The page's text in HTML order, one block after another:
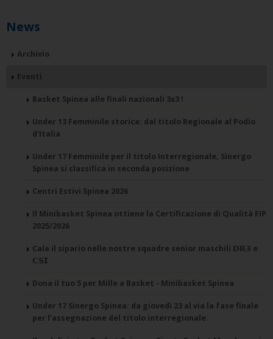
News
Archivio
Eventi
Basket Spinea alle finali nazionali 3x3 !
Under 13 Femminile storica: dal titolo Regionale al Podio
d'Italia
Under 17 Femminile per il titolo Interregionale, Sinergo
Spinea si classifica in seconda posizione
Centri Estivi Spinea 2026
Il Minibasket Spinea ottiene la Certificazione di Qualità FIP
2025/2026
Cala il sipario nelle nostre squadre senior maschili 𝗗𝗥𝟯 e
𝗖𝗦𝗜
Dona il tuo 5 per Mille a Basket - Minibasket Spinea
Under 17 Sinergo Spinea: da giovedì 23 al via la fase finale
per l’assegnazione del titolo interregionale.